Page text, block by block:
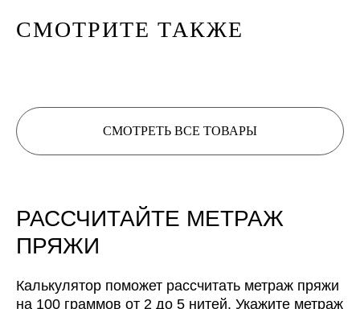
СМОТРИТЕ ТАКЖЕ
СМОТРЕТЬ ВСЕ ТОВАРЫ
РАССЧИТАЙТЕ МЕТРАЖ
ПРЯЖИ
Калькулятор поможет рассчитать метраж пряжи
на 100 граммов от 2 до 5 нитей. Укажите метраж
Нить 2
артикулов